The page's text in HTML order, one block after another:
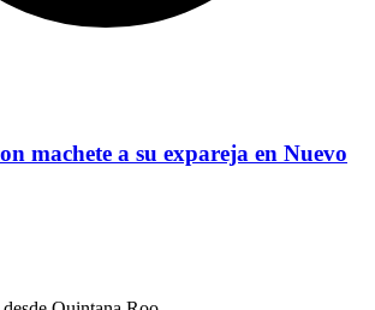
machete a su expareja en Nuevo